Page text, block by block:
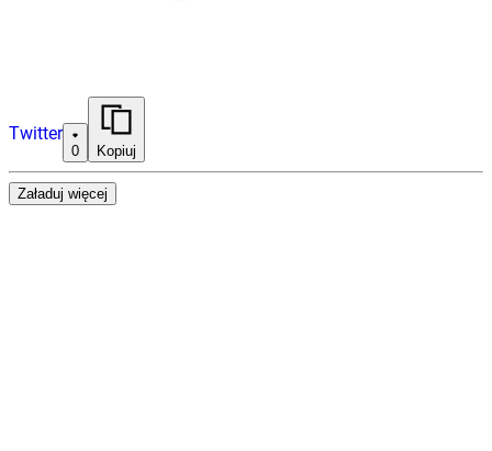
Twitter
0 Kopiuj
Załaduj więcej